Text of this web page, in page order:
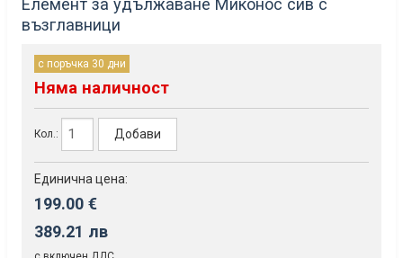
Елемент за удължаване Миконос сив с
възглавници
с поръчка 30 дни
Няма наличност
Кол.: Добави
Единична цена:
199.00 €
389.21 лв